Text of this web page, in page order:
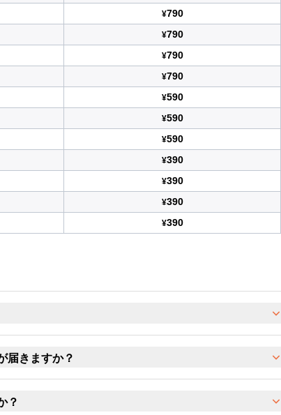
¥790
¥790
¥790
¥790
¥590
¥590
¥590
¥390
¥390
¥390
¥390
届きますか？
？